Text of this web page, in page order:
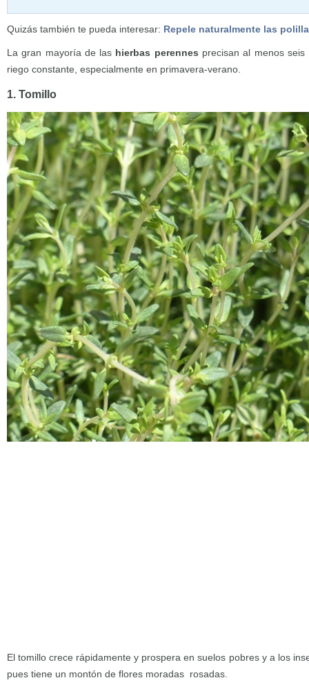
Quizás también te pueda interesar: Repele naturalmente las
La gran mayoría de las hierbas perennes precisan al menos
riego constante, especialmente en primavera-verano.
1. Tomillo
El tomillo crece rápidamente y prospera en suelos pobres y a los
pues tiene un montón de flores moradas rosadas.